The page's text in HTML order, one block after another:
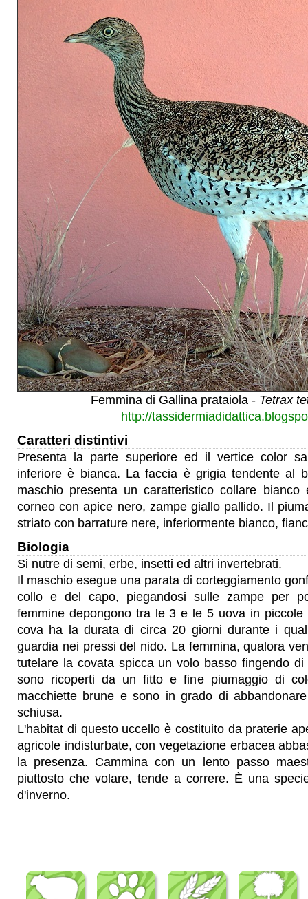
Femmina di Gallina prataiola - Tetrax
http://
Caratteri distintivi
Presenta la parte superiore ed il vertice color
inferiore è bianca. La faccia è grigia tendente al
maschio presenta un caratteristico collare
corneo con apice nero, zampe giallo pallido. Il
striato con barrature nere, inferiormente bianco,
Biologia
Si nutre di semi, erbe, insetti ed altri invertebrati.
Il maschio esegue una parata di corteggiamento
collo e del capo, piegandosi sulle zampe per
femmine depongono tra le 3 e le 5 uova in piccole
cova ha la durata di circa 20 giorni durante i
guardia nei pressi del nido. La femmina, qualora
tutelare la covata spicca un volo basso fingendo
sono ricoperti da un fitto e fine piumaggio di
macchiette brune e sono in grado di
schiusa.
L'habitat di questo uccello è costituito da praterie
agricole indisturbate, con vegetazione erbacea
la presenza. Cammina con un lento passo
piuttosto che volare, tende a correre. È una
d'inverno.